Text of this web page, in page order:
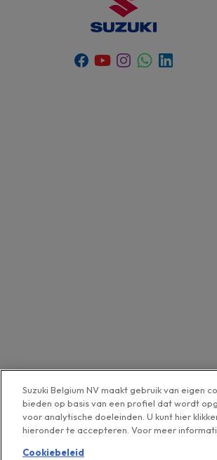
Facebook
YoutubeInstagram
Whatsapp
Linkedin
Suzuki Belgium NV maakt gebruik van eigen
bieden op basis van een profiel dat wordt
voor analytische doeleinden. U kunt hier
hieronder te accepteren. Voor meer
Cookiebeleid